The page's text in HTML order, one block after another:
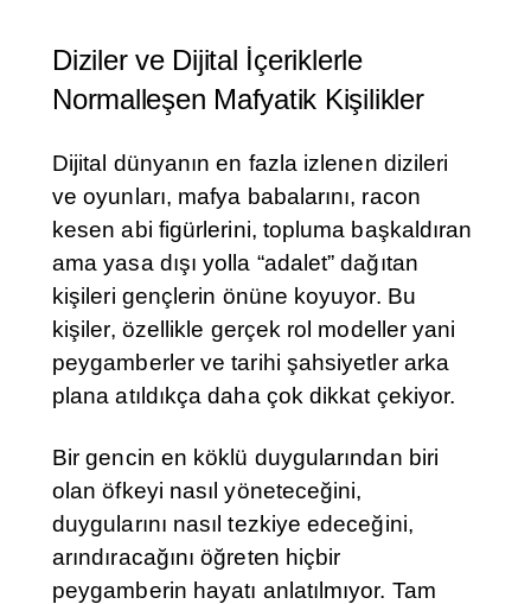
Diziler ve Dijital İçeriklerle
Normalleşen Mafyatik Kişilikler
Dijital dünyanın en fazla izlenen dizileri
ve oyunları, mafya babalarını, racon
kesen abi figürlerini, topluma başkaldıran
ama yasa dışı yolla “adalet” dağıtan
kişileri gençlerin önüne koyuyor. Bu
kişiler, özellikle gerçek rol modeller yani
peygamberler ve tarihi şahsiyetler arka
plana atıldıkça daha çok dikkat çekiyor.
Bir gencin en köklü duygularından biri
olan öfkeyi nasıl yöneteceğini,
duygularını nasıl tezkiye edeceğini,
arındıracağını öğreten hiçbir
peygamberin hayatı anlatılmıyor. Tam